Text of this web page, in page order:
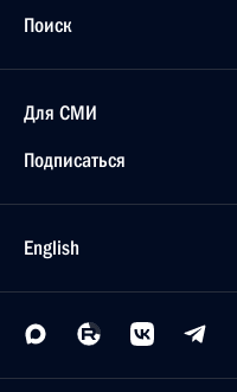
Поиск
Для СМИ
Подписаться
English